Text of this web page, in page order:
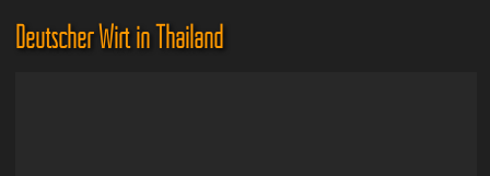
Deutscher Wirt in Thailand